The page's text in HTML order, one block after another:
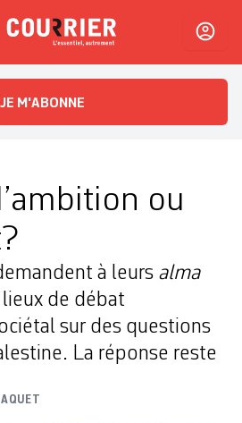
L'essentiel, autrement
JE M'ABONNE
ou
à leurs alma
de débat
sur des questions
La réponse reste